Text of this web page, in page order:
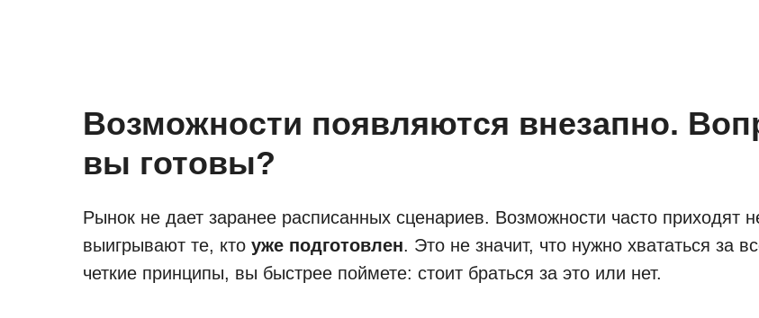
Возможности появляются внезапно.
вы готовы?
Рынок не дает заранее расписанных сценариев. Возможности часто приходят
выигрывают те, кто уже подготовлен. Это не значит, что нужно хвататься за
четкие принципы, вы быстрее поймете: стоит браться за это или нет.